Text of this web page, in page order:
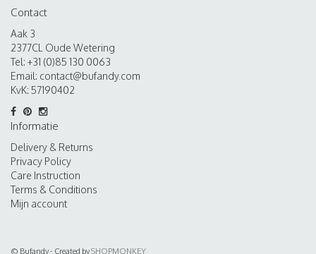
Contact
Aak 3
2377CL Oude Wetering
Tel: +31 (0)85 130 0063
Email: contact@bufandy.com
KvK: 57190402
Informatie
Delivery & Returns
Privacy Policy
Care Instruction
Terms & Conditions
Mijn account
© Bufandy - Created bySHOPMONKEY